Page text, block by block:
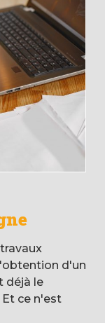
d'un
déjà le
ce n'est